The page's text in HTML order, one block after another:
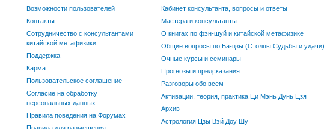
Возможности пользователей
Контакты
Сотрудничество с консультантами
китайской метафизики
Поддержка
Карма
Пользовательское соглашение
Согласие на обработку
персональных данных
Правила поведения на Форумах
Правила для размещения
Кабинет консультанта, вопросы и ответы
Мастера и консультанты
О книгах по фэн-шуй и китайской метафизике
Общие вопросы по Ба-цзы (Столпы Судьбы и удачи)
Очные курсы и семинары
Прогнозы и предсказания
Разговоры обо всем
Активации, теория, практика Ци Мэнь Дунь Цзя
Архив
Астрология Цзы Вэй Доу Шу